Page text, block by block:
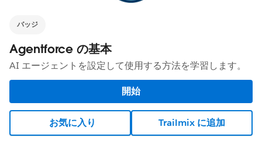
バッジ
Agentforce の基本
AI エージェントを設定して使用する方法を学習します。
開始
お気に入り Trailmix に追加